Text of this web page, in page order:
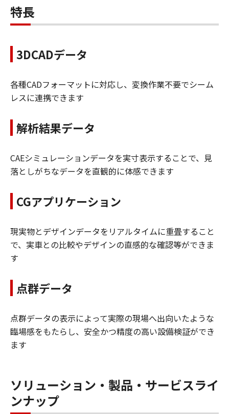
特長
3DCADデータ
各種CADフォーマットに対応し、変換作業不要でシーム
レスに連携できます
解析結果データ
CAEシミュレーションデータを実寸表示することで、見
落としがちなデータを直観的に体感できます
CGアプリケーション
現実物とデザインデータをリアルタイムに重畳すること
で、実車との比較やデザインの直感的な確認等ができま
す
点群データ
点群データの表示によって実際の現場へ出向いたような
臨場感をもたらし、安全かつ精度の高い設備検証ができ
ます
ソリューション・製品・サービスライ
ンナップ